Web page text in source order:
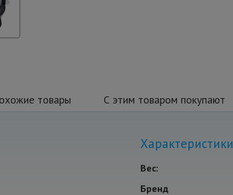
товары С этим товаром покупают
Характеристики
Вес:
Бренд